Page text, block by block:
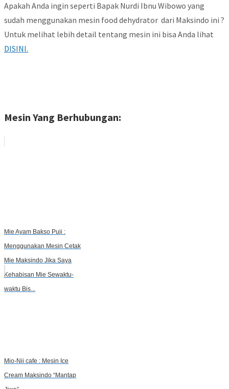
Apakah Anda ingin seperti Bapak Nurdi Ibnu Wibowo yang
sudah menggunakan mesin food dehydrator dari Maksindo ini ?
Untuk melihat lebih detail tentang mesin ini bisa Anda lihat
DISINI.
Mesin Yang Berhubungan:
Mie Ayam Bakso Puji :
Menggunakan Mesin Cetak
Mie Maksindo Jika Saya
Kehabisan Mie Sewaktu-
waktu Bis...
Mio-Nii cafe : Mesin Ice
Cream Maksindo “Mantap